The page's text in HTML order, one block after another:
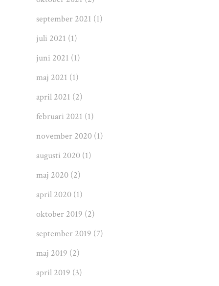
september 2021 (1)
juli 2021 (1)
juni 2021 (1)
maj 2021 (1)
april 2021 (2)
februari 2021 (1)
november 2020 (1)
augusti 2020 (1)
maj 2020 (2)
april 2020 (1)
oktober 2019 (2)
september 2019 (7)
maj 2019 (2)
april 2019 (3)